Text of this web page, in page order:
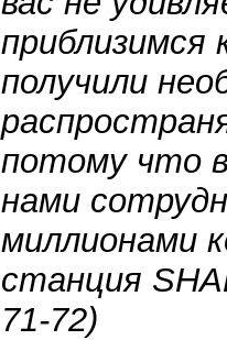
получили
потому что
нами
миллионами
станция
71-72)